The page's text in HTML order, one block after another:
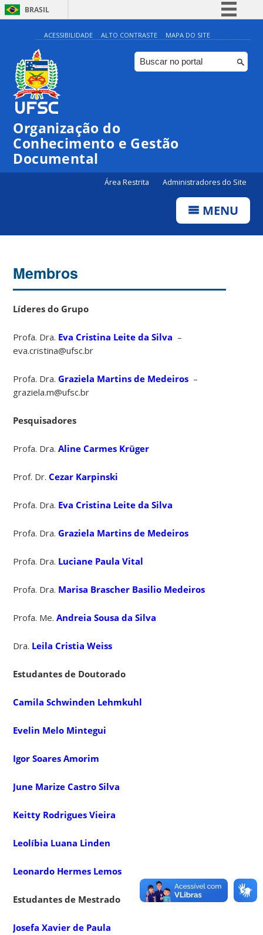
BRASIL
Simplifique!
Comunica BR
Participe
ACESSIBILIDADE ALTO CONTRASTE MAPA DO SITE
Organização do
Conhecimento e Gestão
Documental
Área Restrita Administradores do Site
MENU
Membros
Líderes do Grupo
Profa. Dra. Eva Cristina Leite da Silva –
eva.cristina@ufsc.br
Profa. Dra.Graziela Martins de Medeiros –
graziela.m@ufsc.br
Pesquisadores
Profa. Dra. Aline Carmes Krüger
Prof. Dr.Cezar Karpinski
Profa. Dra. Eva Cristina Leite da Silva
Profa. Dra.Graziela Martins de Medeiros
Profa. Dra. Luciane Paula Vital
Profa. Dra. Marisa Brascher Basilio Medeiros
Profa. Me.Andreia Sousa da Silva
Dra. Leila Cristia Weiss
Estudantes de Doutorado
Camila Schwinden Lehmkuhl
Evelin Melo Mintegui
Igor Soares Amorim
June Marize Castro Silva
Keitty Rodrigues Vieira
Leolíbia Luana Linden
Leonardo Hermes Lemos
Estudantes de Mestrado
Josefa Xavier de Paula